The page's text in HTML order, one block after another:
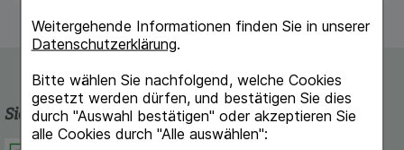
Weitergehende Informationen finden Sie in unserer
Datenschutzerklärung.
Bitte wählen Sie nachfolgend, welche Cookies
gesetzt werden dürfen, und bestätigen Sie dies
durch "Auswahl bestätigen" oder akzeptieren Sie
alle Cookies durch "Alle auswählen":
Sicherheit und Qualität